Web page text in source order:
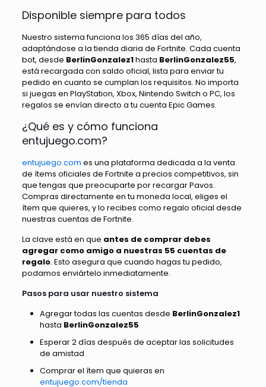
Disponible siempre para todos
Nuestro sistema funciona los 365 días del año,
adaptándose a la tienda diaria de Fortnite. Cada cuenta
bot, desde BerlinGonzalez1hasta BerlinGonzalez55,
está recargada con saldo oficial, lista para enviar tu
pedido en cuanto se cumplan los requisitos. No importa
si juegas en PlayStation, Xbox, Nintendo Switch o PC, los
regalos se envían directo a tu cuenta Epic Games.
¿Qué es y cómo funciona
entujuego.com?
entujuego.com es una plataforma dedicada a la venta
de ítems oficiales de Fortnite a precios competitivos, sin
que tengas que preocuparte por recargar Pavos.
Compras directamente en tu moneda local, eliges el
ítem que quieres, y lo recibes como regalo oficial desde
nuestras cuentas de Fortnite.
La clave está en que antes de comprar debes
agregar como amigo a nuestras 55 cuentas de
regalo. Esto asegura que cuando hagas tu pedido,
podamos enviártelo inmediatamente.
Pasos para usar nuestro sistema
Agregar todas las cuentas desde BerlinGonzalez1
hasta BerlinGonzalez55
Esperar 2 días después de aceptar las solicitudes
de amistad
Comprar el ítem que quieras en
entujuego.com/tienda